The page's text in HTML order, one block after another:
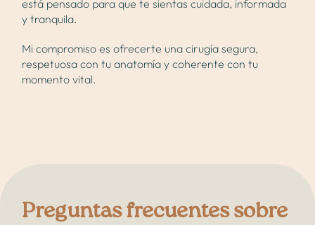
está pensado para que te sientas cuidada, informada
y tranquila.
Mi compromiso es ofrecerte una cirugía segura,
respetuosa con tu anatomía y coherente con tu
momento vital.
Preguntas frecuentes sobre